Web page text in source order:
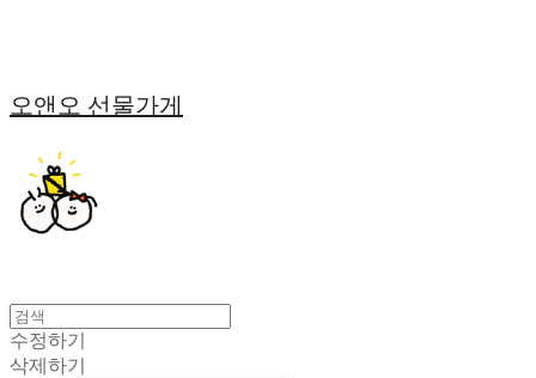
오앤오 선물가게
수정하기
삭제하기